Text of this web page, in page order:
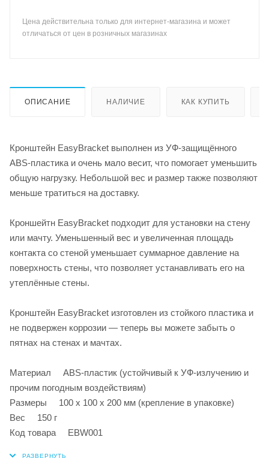
Цена действительна только для интернет-магазина и может
отличаться от цен в розничных магазинах
ОПИСАНИЕ НАЛИЧИЕ КАК КУПИТЬ
Кронштейн EasyBracket выполнен из УФ-защищённого
ABS-пластика и очень мало весит, что помогает уменьшить
общую нагрузку. Небольшой вес и размер также позволяют
меньше тратиться на доставку.
Кроншейтн EasyBracket подходит для установки на стену
или мачту. Уменьшенный вес и увеличенная площадь
контакта со стеной уменьшает суммарное давление на
поверхность стены, что позволяет устанавливать его на
утеплённые стены.
Кронштейн EasyBracket изготовлен из стойкого пластика и
не подвержен коррозии — теперь вы можете забыть о
пятнах на стенах и мачтах.
Материал ABS-пластик (устойчивый к УФ-излучению и
прочим погодным воздействиям)
Размеры 100 х 100 х 200 мм (крепление в упаковке)
Вес 150 г
Код товара EBW001